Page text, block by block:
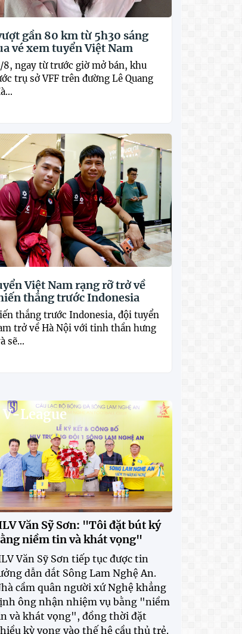
gần 80 km từ 5h30 sáng
vé xem tuyển Việt Nam
8, ngay từ trước giờ mở bán, khu
trụ sở VFF trên đường Lê Quang
Việt Nam rạng rỡ trở về
thắng trước Indonesia
thắng trước Indonesia, đội tuyển
trở về Hà Nội với tinh thần hưng
sẽ...
V-League
Văn Sỹ Sơn: "Tôi đặt bút ký
niềm tin và khát vọng"
Văn Sỹ Sơn tiếp tục được tin
dẫn dắt Sông Lam Nghệ An.
cầm quân người xứ Nghệ khẳng
ông nhận nhiệm vụ bằng "niềm
và khát vọng", đồng thời đặt
kỳ vọng vào thế hệ cầu thủ trẻ.